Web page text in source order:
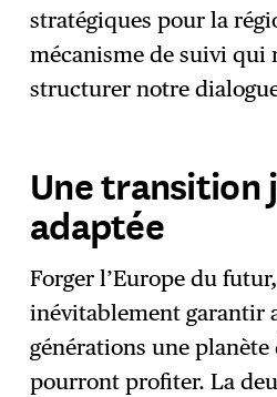
stratégiques pour la
mécanisme de suivi qui
structurer notre
Une transition
adaptée
Forger l’Europe du futur,
inévitablement garantir
générations une planète
pourront profiter. La